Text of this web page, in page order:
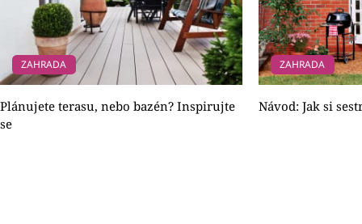
ZAHRADA
Plánujete terasu, nebo bazén? Inspirujte
se
ZAHRADA
Návod: Jak si